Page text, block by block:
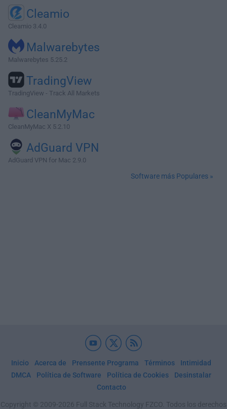
Cleamio
Cleamio 3.4.0
Malwarebytes
Malwarebytes 5.25.2
TradingView
TradingView - Track All Markets
CleanMyMac
CleanMyMac X 5.2.10
AdGuard VPN
AdGuard VPN for Mac 2.9.0
Software más Populares »
Inicio Acerca de Prensente Programa Términos
Intimidad
DMCA
Política de Software Política de Cookies
Desinstalar
Contacto
Copyright © 2009-2026 Full Stack Technology FZCO. Todos los derechos